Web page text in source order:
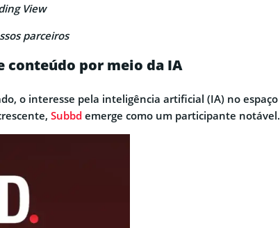
View
parceiros
conteúdo por meio da IA
o interesse pela inteligência artificial (IA) no espaço
Subbd emerge como um participante notável.